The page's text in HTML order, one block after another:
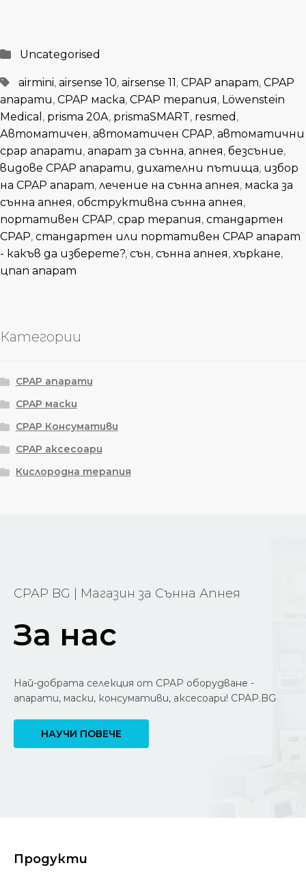
Posted
Uncategorised
Tagged
airmini, airsense 10, airsense 11, CPAP апарат, CPAP
апарати, CPAP маска, CPAP терапия, Löwenstein
Medical , prisma 20A, prismaSMART, resmed ,
Автоматичен, автоматичен CPAP, автоматични
cpap апарати, апарат за сънна, апнея, безсъние,
видове CPAP апарати, дихателни пътища, избор
на CPAP апарат, лечение на сънна апнея, маска за
сънна апнея, обструктивна сънна апнея,
портативен CPAP, срар терапия, стандартен
CPAP, стандартен или портативен CPAP апарат
- какъв да изберете?, сън, сънна апнея, хъркане,
цпап апарат
Категории
CPAP апарати
CPAP маски
CPAP Консумативи
CPAP аксесоари
Кислородна терапия
CPAP BG | Магазин за Сънна Апнея
За нас
Най-добрата селекция от CPAP оборудване -
апарати, маски, консумативи, аксесоари! CPAP.BG
НАУЧИ ПОВЕЧЕ
Продукти